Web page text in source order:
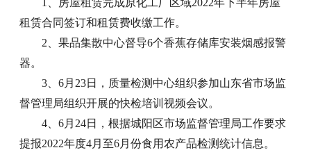
1、房屋租赁完成原化工厂区域2022年下半年房屋
租赁合同签订和租赁费收缴工作。
2、果品集散中心督导6个香蕉存储库安装烟感报警
器。
3、6月23日，质量检测中心组织参加山东省市场监
督管理局组织开展的快检培训视频会议。
4、6月24日，根据城阳区市场监督管理局工作要求
提报2022年度4月至6月份食用农产品检测统计信息。